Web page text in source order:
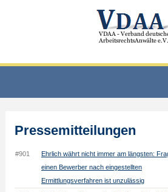
Pressemitteilungen
#901
Ehrlich währt nicht immer am längsten:
einen Bewerber nach eingestellten
Ermittlungsverfahren ist unzulässig